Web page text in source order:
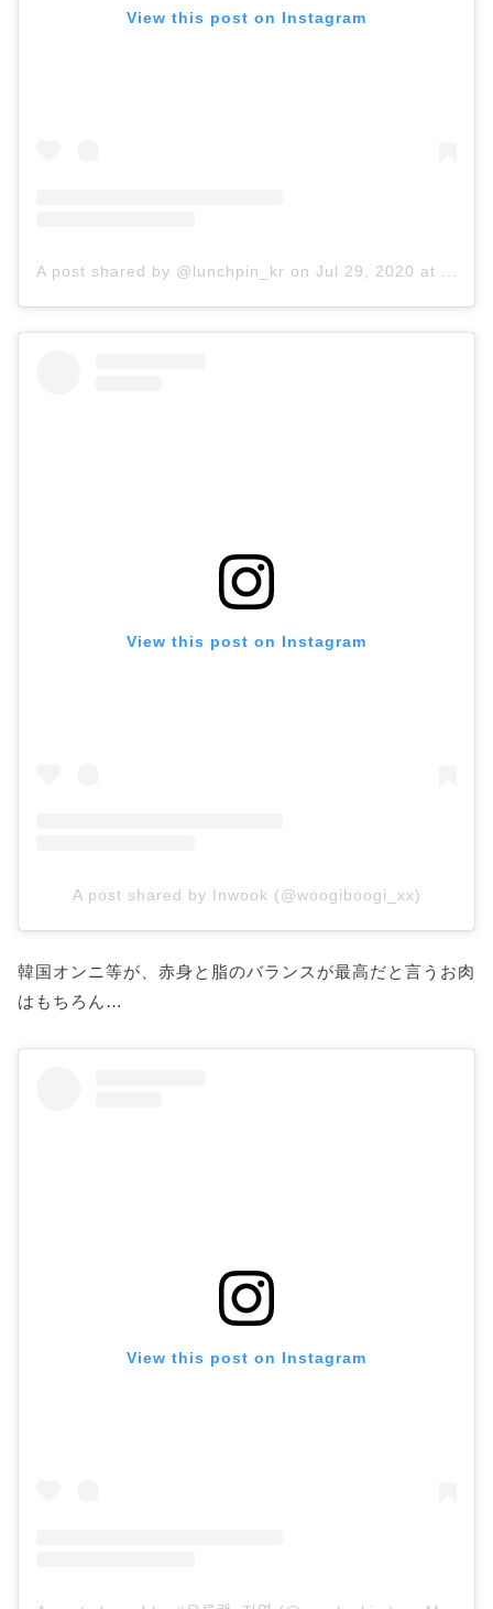
View this post on Instagram
A post shared by @lunchpin_kr on Jul 29, 2020 at 12:53am PDT
View this post on Instagram
A post shared by Inwook (@woogiboogi_xx)
韓国オンニ等が、赤身と脂のバランスが最高だと言うお肉
はもちろん…
View this post on Instagram